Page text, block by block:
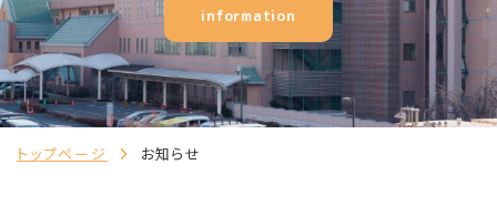
information
トップページ お知らせ